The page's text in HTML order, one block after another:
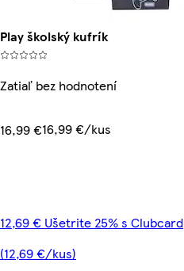
Play školský kufrík
Zatiaľ bez hodnotení
16,99 €16,99 €/kus
12,69 € Ušetrite 25% s Clubcard
(12,69 €/kus)